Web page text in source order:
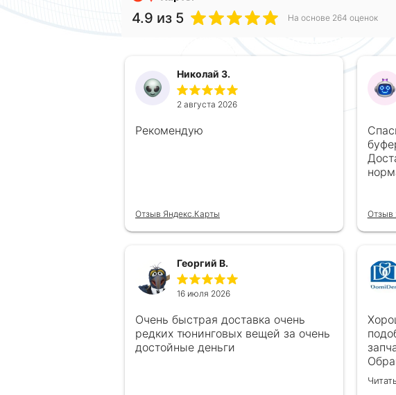
4.9 из 5 На основе 264 оценок
Николай З.
2 августа 2026
Рекомендую
Отзыв Яндекс.Карты Отзыв
Георгий В.
16 июля 2026
Очень быстрая доставка очень
редких тюнинговых вещей за очень
достойные деньги